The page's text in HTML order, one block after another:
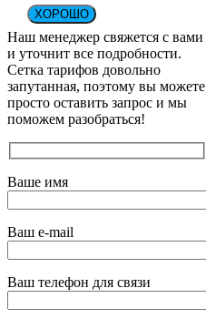
ХОРОШО
Наш менеджер свяжется с вами
и уточнит все подробности.
Сетка тарифов довольно
запутанная, поэтому вы можете
просто оставить запрос и мы
поможем разобраться!
Ваше имя
Ваш e-mail
Ваш телефон для связи